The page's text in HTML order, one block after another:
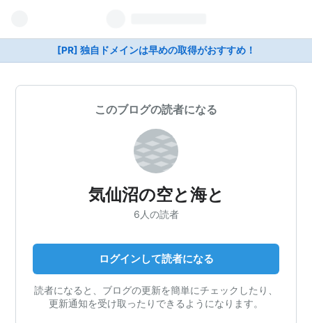
[PR] 独自ドメインは早めの取得がおすすめ！
このブログの読者になる
気仙沼の空と海と
6人の読者
ログインして読者になる
読者になると、ブログの更新を簡単にチェックしたり、
更新通知を受け取ったりできるようになります。